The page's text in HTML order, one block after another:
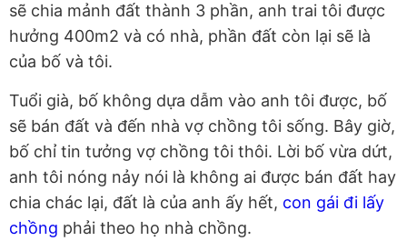
sẽ chia mảnh đất thành 3 phần, anh trai tôi được
hưởng 400m2 và có nhà, phần đất còn lại sẽ là
của bố và tôi.
Tuổi già, bố không dựa dẫm vào anh tôi được, bố
sẽ bán đất và đến nhà vợ chồng tôi sống. Bây giờ,
bố chỉ tin tưởng vợ chồng tôi thôi. Lời bố vừa dứt,
anh tôi nóng nảy nói là không ai được bán đất hay
chia chác lại, đất là của anh ấy hết, con gái đi lấy
chồng phải theo họ nhà chồng.